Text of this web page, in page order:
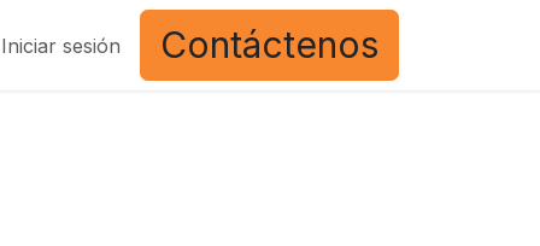
Iniciar sesión Contáctenos